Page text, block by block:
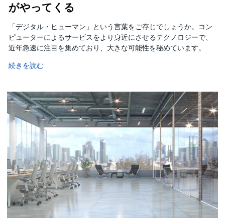
がやってくる
「デジタル・ヒューマン」という言葉をご存じでしょうか。コン
ピューターによるサービスをより身近にさせるテクノロジーで、
近年急速に注目を集めており、大きな可能性を秘めています。
続きを読む